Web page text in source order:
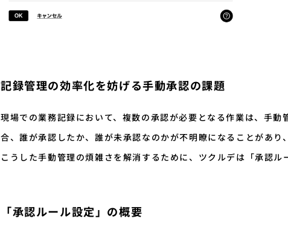
記録管理の効率化を妨げる手動承認の課題
現場での業務記録において、複数の承認が必要となる作業は、手
合、誰が承認したか、誰が未承認なのかが不明瞭になることがあり
こうした手動管理の煩雑さを解消するために、ツクルデは「承認ル
「承認ルール設定」の概要